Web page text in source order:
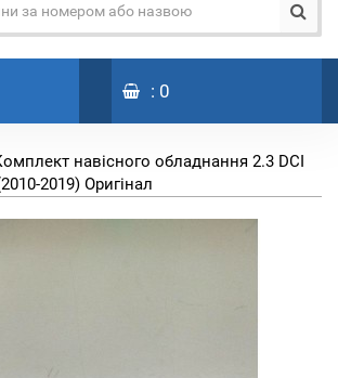
: 0
навісного обладнання 2.3 DCI
2019) Оригінал